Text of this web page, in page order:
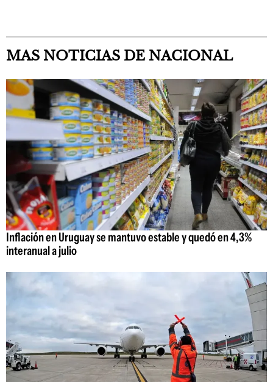
MAS NOTICIAS DE NACIONAL
Inflación en Uruguay se mantuvo estable y quedó en 4,3%
interanual a julio